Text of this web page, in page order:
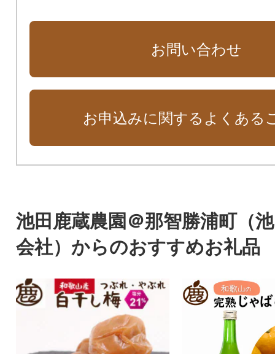
お問い合わせ
お申込みに関するよくある
池田鹿蔵農園＠那智勝浦町（
会社）からのおすすめお礼品